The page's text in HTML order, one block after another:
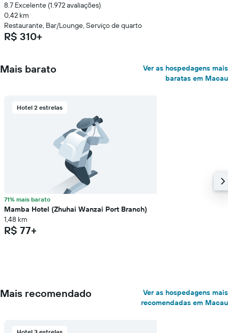
8.7 Excelente (1.972 avaliações)
0,42 km
Restaurante, Bar/Lounge, Serviço de quarto
R$ 310+
Mais barato
Ver as hospedagens mais
baratas em Macau
Hotel 2 estrelas
71% mais barato
Mamba Hotel (Zhuhai Wanzai Port Branch)
1,48 km
R$ 77+
Mais recomendado
Ver as hospedagens mais
recomendadas em Macau